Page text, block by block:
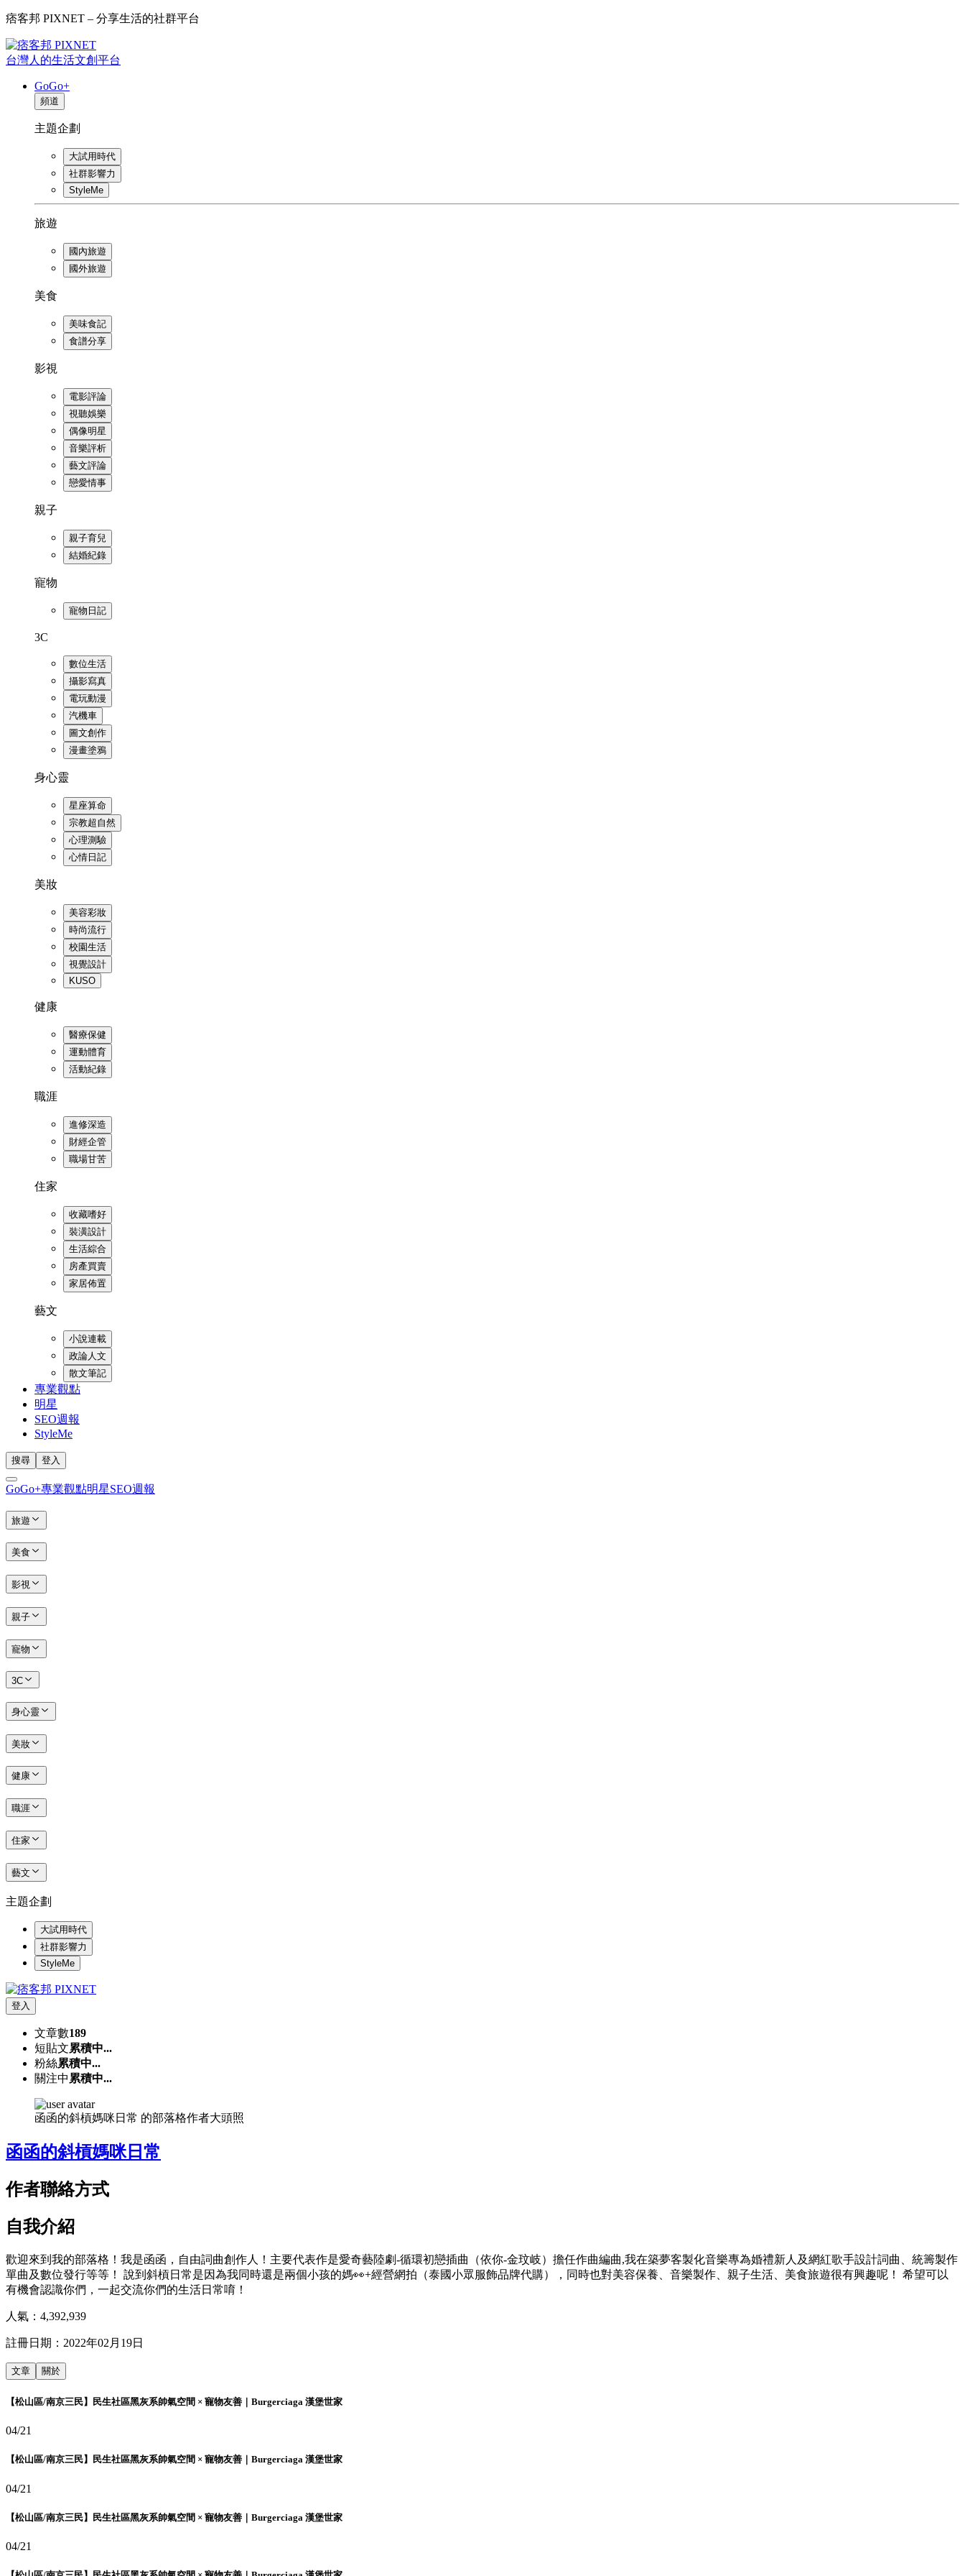
痞客邦 PIXNET – 分享生活的社群平台
台灣人的生活文創平台
GoGo+
頻道
主題企劃
大試用時代
社群影響力
StyleMe
旅遊
國內旅遊
國外旅遊
美食
美味食記
食譜分享
影視
電影評論
視聽娛樂
偶像明星
音樂評析
藝文評論
戀愛情事
親子
親子育兒
結婚紀錄
寵物
寵物日記
3C
數位生活
攝影寫真
電玩動漫
汽機車
圖文創作
漫畫塗鴉
身心靈
星座算命
宗教超自然
心理測驗
心情日記
美妝
美容彩妝
時尚流行
校園生活
視覺設計
KUSO
健康
醫療保健
運動體育
活動紀錄
職涯
進修深造
財經企管
職場甘苦
住家
收藏嗜好
裝潢設計
生活綜合
房產買賣
家居佈置
藝文
小說連載
政論人文
散文筆記
專業觀點
明星
SEO週報
StyleMe
搜尋 登入
GoGo+專業觀點明星SEO週報
旅遊
美食
影視
親子
寵物
3C
身心靈
美妝
健康
職涯
住家
藝文
主題企劃
大試用時代
社群影響力
StyleMe
登入
文章數189
短貼文累積中...
粉絲累積中...
關注中 累積中...
函函的斜槓媽咪日常 的部落格作者大頭照
函函的斜槓媽咪日常
作者聯絡方式
自我介紹
歡迎來到我的部落格！我是函函，自由詞曲創作人！主要代表作是愛奇藝陸劇-循環初戀插曲（依你-金玟岐）擔任作曲編曲,我在築夢客製化音樂專為婚禮新人及網紅歌手設計詞曲、統籌製作
單曲及數位發行等等！ 說到斜槓日常是因為我同時還是兩個小孩的媽👀+經營網拍（泰國小眾服飾品牌代購），同時也對美容保養、音樂製作、親子生活、美食旅遊很有興趣呢！ 希望可以
有機會認識你們，一起交流你們的生活日常唷！
人氣： 4,392,939
註冊日期： 2022年02月19日
文章 關於
【松山區/南京三民】民生社區黑灰系帥氣空間 × 寵物友善｜Burgerciaga 漢堡世家
04/21
【松山區/南京三民】民生社區黑灰系帥氣空間 × 寵物友善｜Burgerciaga 漢堡世家
04/21
【松山區/南京三民】民生社區黑灰系帥氣空間 × 寵物友善｜Burgerciaga 漢堡世家
04/21